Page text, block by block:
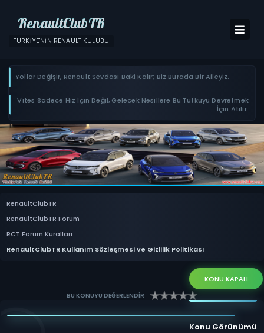
RenaultClubTR
TÜRKIYE'NIN RENAULT KULÜBÜ
Yollar Değişir, Renault Sevdası Baki Kalır; Biz Burada Bir Aileyiz.
Vites Sadece Hız İçin Değil, Gelecek Nesillere Bu Tutkuyu Devretmek
İçin Atılır.
RenaultClubTR
RenaultClubTR Forum
RCT Forum Kuralları
RenaultClubTR Kullanım Sözleşmesi ve Gizlilik Politikası
KONU KAPALI
BU KONUYU DEĞERLENDİR
Konu Görünümü